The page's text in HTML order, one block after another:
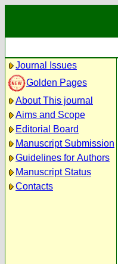
Journal Issues
Golden Pages
About This journal
Aims and Scope
Editorial Board
Manuscript Submission
Guidelines for Authors
Manuscript Status
Contacts